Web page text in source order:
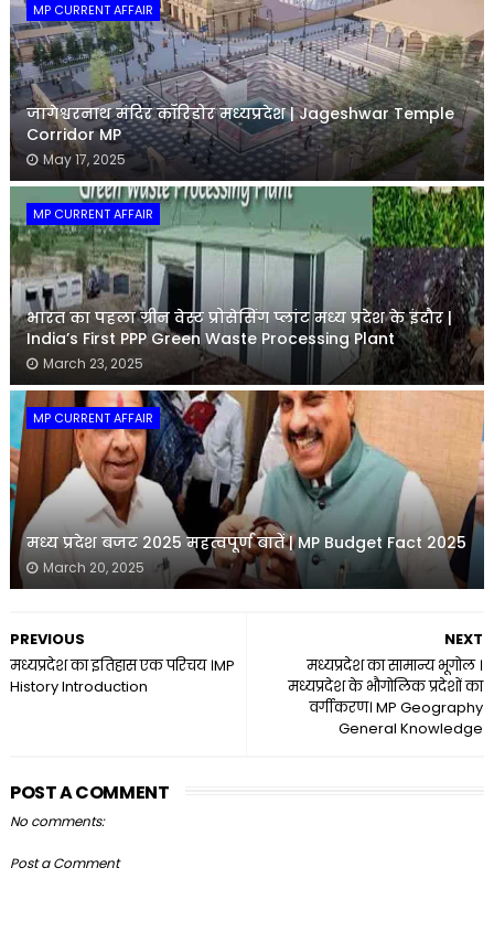
MP CURRENT AFFAIR
जागेश्वरनाथ मंदिर कॉरिडोर मध्यप्रदेश | Jageshwar Temple
Corridor MP
May 17, 2025
MP CURRENT AFFAIR
भारत का पहला ग्रीन वेस्ट प्रोसेसिंग प्लांट मध्य प्रदेश के इंदौर |
India’s First PPP Green Waste Processing Plant
March 23, 2025
MP CURRENT AFFAIR
मध्य प्रदेश बजट 2025 महत्वपूर्ण बातें | MP Budget Fact 2025
March 20, 2025
NEXT
मध्यप्रदेश का सामान्य भूगोल ।
मध्यप्रदेश के भौगोलिक प्रदेशों का
वर्गीकरण। MP Geography
General Knowledge
PREVIOUS
मध्यप्रदेश का इतिहास एक परिचय ।MP
History Introduction
POST A COMMENT
No comments:
Post a Comment